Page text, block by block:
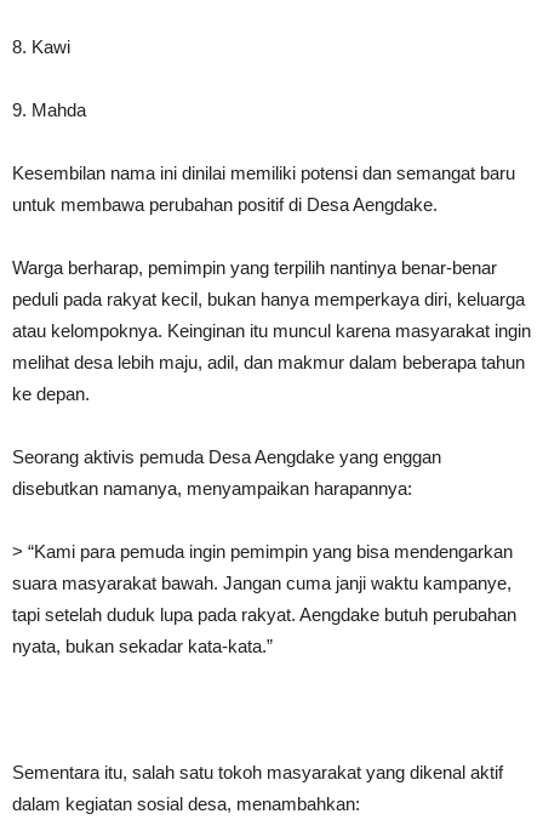
8. Kawi
9. Mahda
Kesembilan nama ini dinilai memiliki potensi dan semangat baru
untuk membawa perubahan positif di Desa Aengdake.
Warga berharap, pemimpin yang terpilih nantinya benar-benar
peduli pada rakyat kecil, bukan hanya memperkaya diri, keluarga
atau kelompoknya. Keinginan itu muncul karena masyarakat ingin
melihat desa lebih maju, adil, dan makmur dalam beberapa tahun
ke depan.
Seorang aktivis pemuda Desa Aengdake yang enggan
disebutkan namanya, menyampaikan harapannya:
> “Kami para pemuda ingin pemimpin yang bisa mendengarkan
suara masyarakat bawah. Jangan cuma janji waktu kampanye,
tapi setelah duduk lupa pada rakyat. Aengdake butuh perubahan
nyata, bukan sekadar kata-kata.”
Sementara itu, salah satu tokoh masyarakat yang dikenal aktif
dalam kegiatan sosial desa, menambahkan: